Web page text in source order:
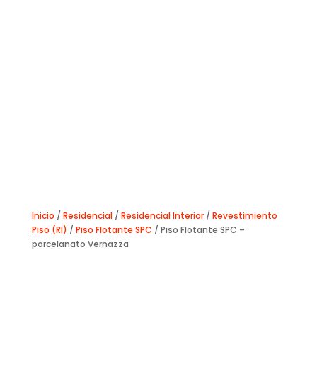
Inicio / Residencial/ Residencial Interior/ Revestimiento
Piso (RI) / Piso Flotante SPC / Piso Flotante SPC –
porcelanato Vernazza